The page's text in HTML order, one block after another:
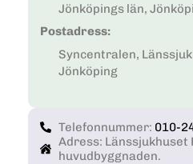
Jönköpings län,
Postadress:
Syncentralen,
Jönköping
Telefonnummer: 010-
Adress: Länssjukhuset
huvudbyggnaden.